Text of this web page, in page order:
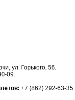
ул. Горького, 56.
09.
+7 (862) 292-63-35.